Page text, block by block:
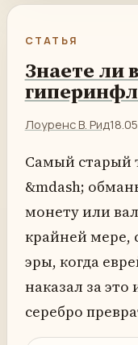
СТАТЬЯ
Знаете ли
Лоуренс В. Рид
Самый старый
&mdash;
монету или
крайней мере,
эры, когда
наказал за
серебро